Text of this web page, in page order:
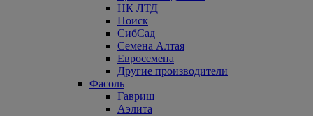
НК ЛТД
Поиск
СибСад
Семена Алтая
Евросемена
Другие производители
Фасоль
Гавриш
Аэлита